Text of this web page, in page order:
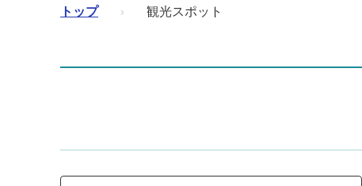
トップ › 観光スポット